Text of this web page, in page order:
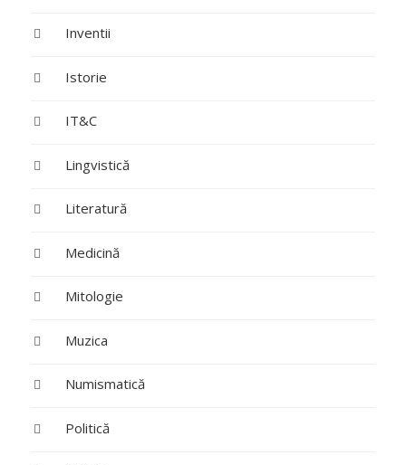
Inventii
Istorie
IT&C
Lingvistică
Literatură
Medicină
Mitologie
Muzica
Numismatică
Politică